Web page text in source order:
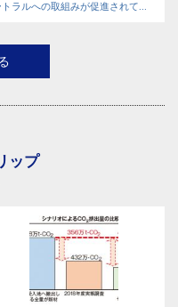
トラルへの取組みが促進されて...
ップ